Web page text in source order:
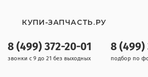
8 (499) 372-20-01
звонки с 9 до 21 без выходных
8 (499)
подбор по
КУПИ-ЗАПЧАСТЬ.РУ